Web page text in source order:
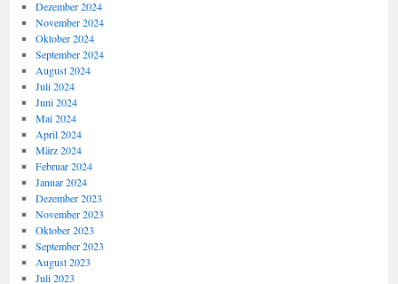
Dezember 2024
November 2024
Oktober 2024
September 2024
August 2024
Juli 2024
Juni 2024
Mai 2024
April 2024
März 2024
Februar 2024
Januar 2024
Dezember 2023
November 2023
Oktober 2023
September 2023
August 2023
Juli 2023